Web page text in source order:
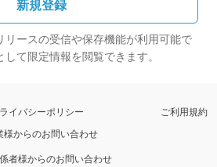
新規登録
リースの受信や保存機能が利用可能で
して限定情報を閲覧できます。
イバシーポリシー
ご利用規約
様からのお問い合わせ
者様からのお問い合わせ